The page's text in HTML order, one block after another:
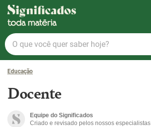
Significados
O
que
você
quer
hoje?
Educação
Docente
Equipe do Significados
Criado e revisado pelos nossos especialistas